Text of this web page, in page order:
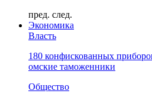
пред. след.
Экономика
Власть
180 конфискованных
омские таможенники
Общество